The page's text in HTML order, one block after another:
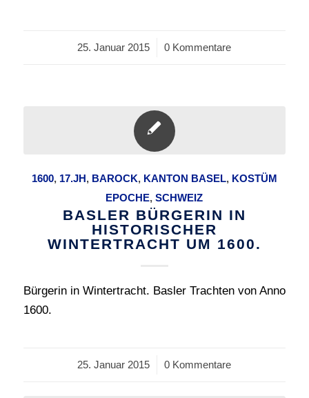
25. Januar 2015
/ 0 Kommentare
1600, 17.JH, BAROCK, KANTON BASEL, KOSTÜM
EPOCHE,SCHWEIZ
BASLER BÜRGERIN IN
HISTORISCHER
WINTERTRACHT UM 1600.
Bürgerin in Wintertracht. Basler Trachten von Anno
1600.
25. Januar 2015
/ 0 Kommentare